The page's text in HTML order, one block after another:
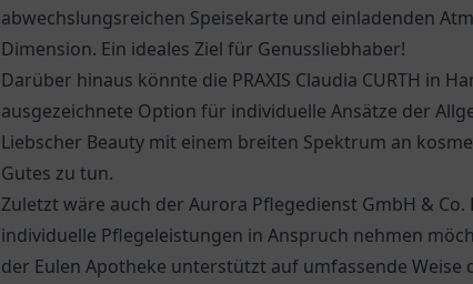
abwechslungsreichen Speisekarte und einladenden
Dimension. Ein ideales Ziel für Genussliebhaber!
Darüber hinaus könnte die PRAXIS Claudia CURTH in
ausgezeichnete Option für individuelle Ansätze der
Liebscher Beauty mit einem breiten Spektrum an
Gutes zu tun.
Zuletzt wäre auch der Aurora Pflegedienst GmbH & Co.
individuelle Pflegeleistungen in Anspruch nehmen
der Eulen Apotheke unterstützt auf umfassende